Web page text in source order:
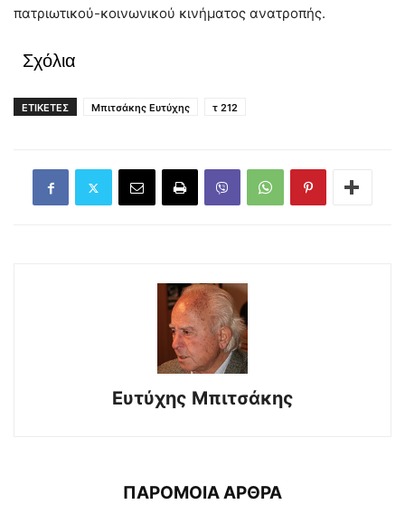
πατριωτικού-κοινωνικού κινήματος ανατροπής.
Σχόλια
ΕΤΙΚΕΤΕΣ Μπιτσάκης Ευτύχης τ 212
Ευτύχης Μπιτσάκης
ΠΑΡΟΜΟΙΑ ΑΡΘΡΑ